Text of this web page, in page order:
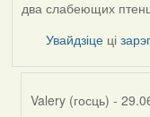
два слабеющих
Увайдзіце ці
Valery (госць) -